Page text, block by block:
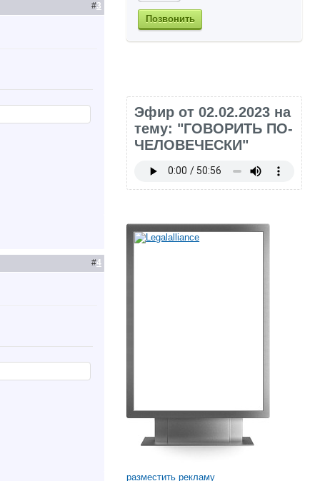
#3
#4
Позвонить
Эфир от 02.02.2023 на
тему: "ГОВОРИТЬ ПО-
ЧЕЛОВЕЧЕСКИ"
разместить рекламу